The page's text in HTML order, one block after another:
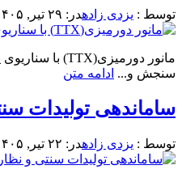
توسط : یزدی زادهدر: ۲۹ تیر, ۱۴۰۵
سنجش و... ادامه متن
ساماندهی تولیدات
توسط : یزدی زادهدر: ۲۲ تیر, ۱۴۰۵